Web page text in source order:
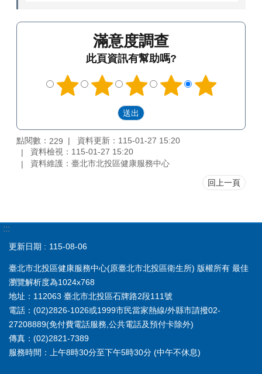
滿意度調查
此頁資訊有幫助嗎?
點閱數： 229
資料更新：115-01-27 15:20
資料檢視：115-01-27 15:20
資料維護：臺北市北投區健康服務中心
回上一頁
:::
更新日期 115-08-06
臺北市北投區健康服務中心(原臺北市北投區衛生所) 版權所有 最佳
瀏覽解析度為1024x768
地址：112063 臺北市北投區石牌路2段111號
電話：(02)2826-1026或1999市民當家熱線/外縣市請撥02-
27208889(免付費電話服務,公共電話及預付卡除外)
傳真：(02)2821-7389
服務時間：上午8時30分至下午5時30分 (中午不休息)